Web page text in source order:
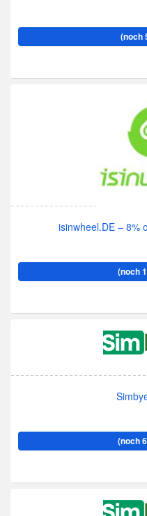
(noch
isinwheel.DE – 8%
(noch
(noch